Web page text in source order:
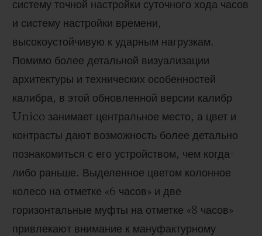
систему точной настройки суточного хода часов
и систему настройки времени,
высокоустойчивую к ударным нагрузкам.
Помимо более детальной визуализации
архитектуры и технических особенностей
калибра, в этой обновленной версии калибр
Unico занимает центральное место, а цвет и
контрасты дают возможность более детально
познакомиться с его устройством, чем когда-
либо раньше. Выделенное цветом колонное
колесо на отметке «6 часов» и две
горизонтальные муфты на отметке «8 часов»
привлекают внимание к мануфактурному